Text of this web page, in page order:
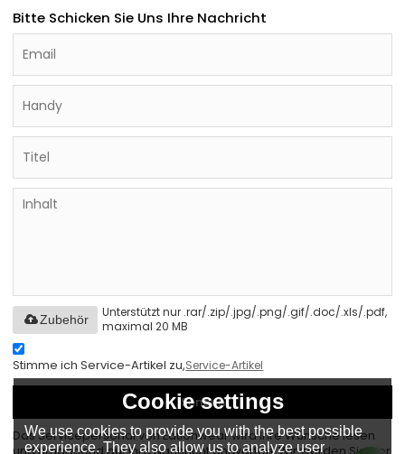
Bitte Schicken Sie Uns Ihre Nachricht
Unterstützt nur .rar/.zip/.jpg/.png/.gif/.doc/.xls/.pdf,
maximal 20 MB
Zubehör
Stimme ich Service-Artikel zu,Service-Artikel
Senden
Das Servicepersonal von Eationwear wird Ihre Wünsche lesen
Cookie settings
We use cookies to provide you with the best possible
experience. They also allow us to analyze user